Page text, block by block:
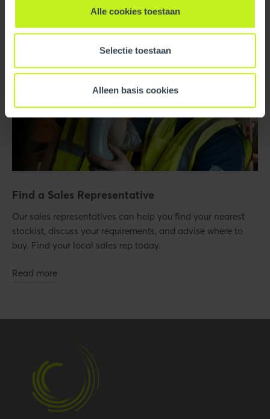
Alle cookies toestaan
Selectie toestaan
Alleen basis cookies
Find a Sales Representative
Our sales representatives can help you find your nearest
stockist, discuss your requirements, and advise where to
buy. Find your local sales rep today.
Read more